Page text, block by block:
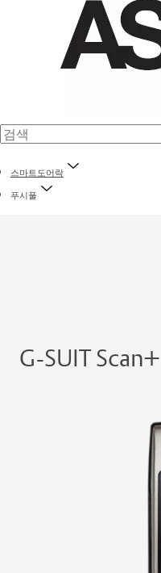
스마트도어락
푸시풀
G-SUIT Scan+